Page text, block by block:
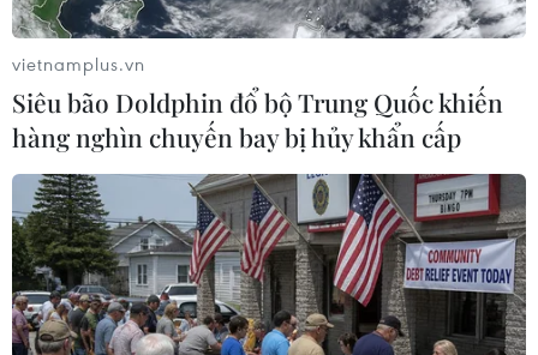
“Nhà máy AI,” hướng tới doanh thu
từ năm 2027
07/08/2026 13:01
APIE Camp 2026: Kết nối sinh viên
Việt Nam với cộng đồng Internet
quốc tế
07/08/2026 12:04
Khởi động RE:ACT: Thử thách thanh
vietnamplus.vn
Siêu bão Doldphin đổ bộ Trung Quốc khiến
hàng nghìn chuyến bay bị hủy khẩn cấp